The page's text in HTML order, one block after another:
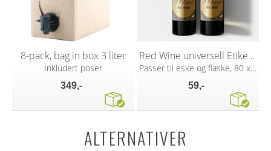
8-pack, bag in box 3 liter
Inkludert poser
349,-
Red Wine universell Etikett 30 stk
Passer til eske og flaske, 80 x 110 mm
59,-
ALTERNATIVER